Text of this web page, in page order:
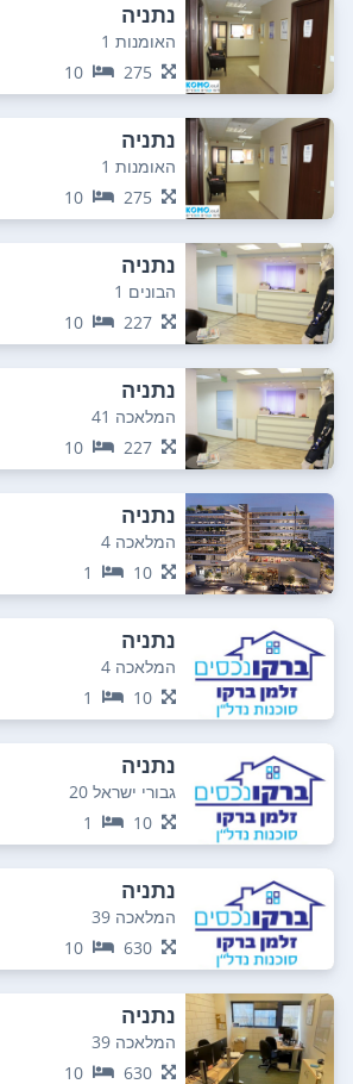
נתניה
האומנות 1
275
10
נתניה
האומנות 1
275
10
נתניה
הבונים 1
227
10
נתניה
המלאכה 41
227
10
נתניה
המלאכה 4
10
1
נתניה
המלאכה 4
10
1
נתניה
גבורי ישראל 20
10
1
נתניה
המלאכה 39
630
10
נתניה
המלאכה 39
630
10